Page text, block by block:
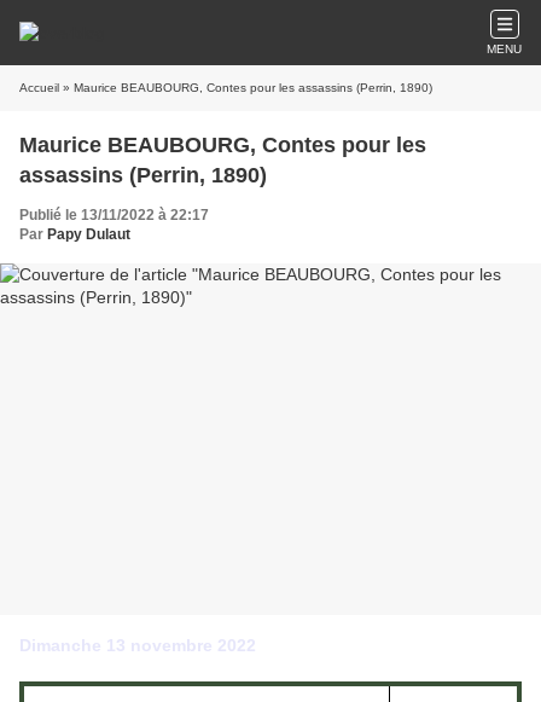
MENU
Accueil » Maurice BEAUBOURG, Contes pour les assassins (Perrin, 1890)
Maurice BEAUBOURG, Contes pour les
assassins (Perrin, 1890)
Publié le 13/11/2022 à 22:17
Par Papy Dulaut
Dimanche 13 novembre 2022